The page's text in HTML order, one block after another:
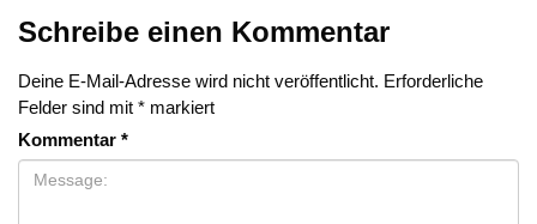
Schreibe einen Kommentar
Deine E-Mail-Adresse wird nicht veröffentlicht. Erforderliche
Felder sind mit * markiert
Kommentar *